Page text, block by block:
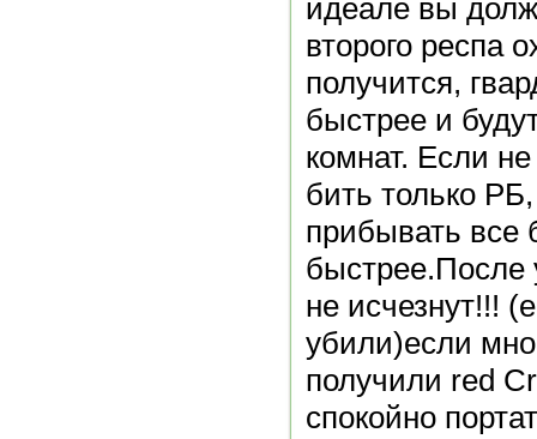
идеале вы
второго респа
получится,
быстрее и
комнат. Если
бить только
прибывать все
быстрее.После
не исчезнут!!!
убили)если
получили red
спокойно